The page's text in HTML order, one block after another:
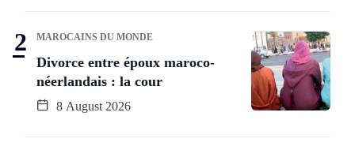
MAROCAINS DU MONDE
Divorce entre époux maroco-
néerlandais : la cour
8 August 2026